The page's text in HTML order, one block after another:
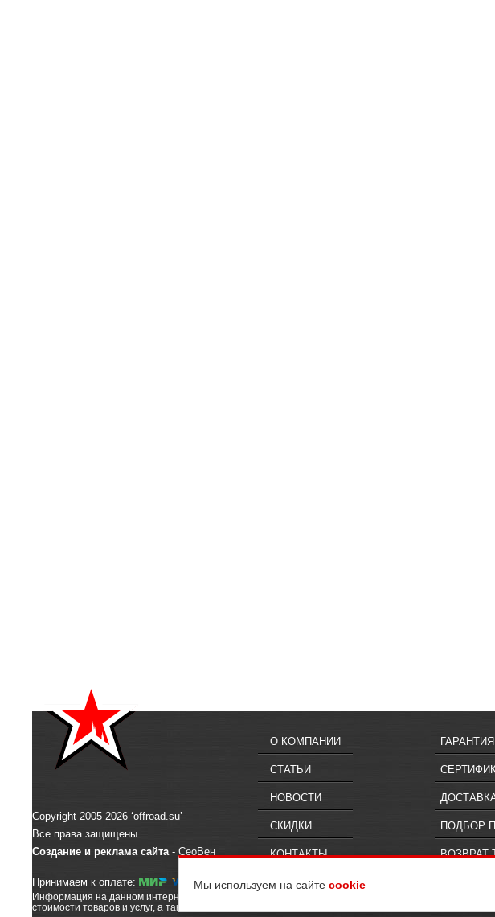
Copyright 2005-2026 ‘offroad.su’
Все права защищены
Создание и реклама сайта- СеоВен
Принимаем к оплате:
О КОМПАНИИ
СТАТЬИ
НОВОСТИ
СКИДКИ
КОНТАКТЫ
ГАРАНТИЯ
ПОДБОР
ВОЗВРАТ
Информация на данном интернет-сайте предназначена для ознакомления, не является
стоимости товаров и услуг, а также их наличии, вы можете обратиться к менеджерам компании
Мы используем на сайте cookie